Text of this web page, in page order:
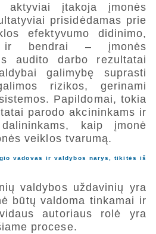
aktyviai įtakoja įmonės
prisidėdamas prie
efektyvumo didinimo,
ir bendrai – įmonės
audito darbo rezultatai
galimybę suprasti
rizikos, gerinami
Papildomai, tokia
parodo akcininkams ir
kaip įmonė
veiklos tvarumą.
vadovas ir valdybos narys, tikitės iš
valdybos uždavinių yra
būtų valdoma tinkamai ir
autoriaus rolė yra
procese.